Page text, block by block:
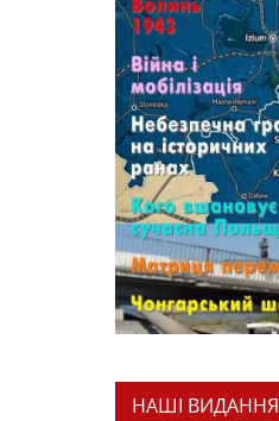
НАШІ ВИДАННЯ